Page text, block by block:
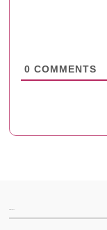
0 COMMENTS